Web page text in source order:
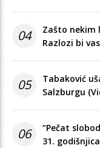
04
Zašto nekim
Razlozi bi
05
Tabaković
Salzburgu
06
“Pečat
31.